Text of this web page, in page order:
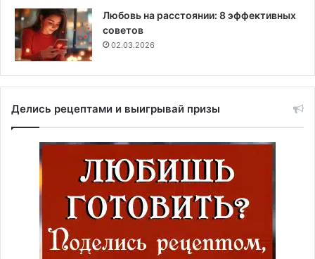
Любовь на расстоянии: 8 эффективных
советов
02.03.2026
Делись рецептами и выигрывай призы